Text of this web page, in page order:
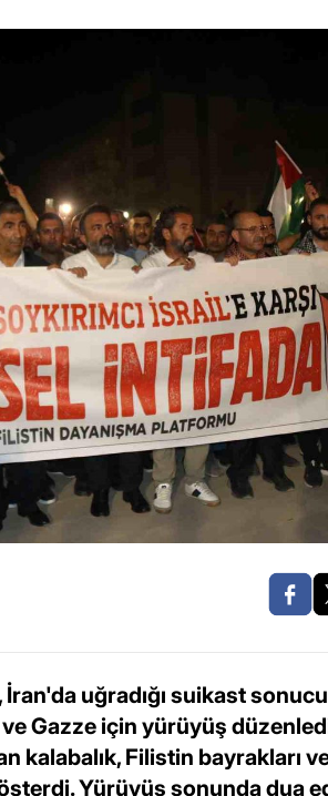
uğradığı suikast
Gazze için yürüyüş
kalabalık, Filistin bayrakları
Yürüyüş sonunda dua